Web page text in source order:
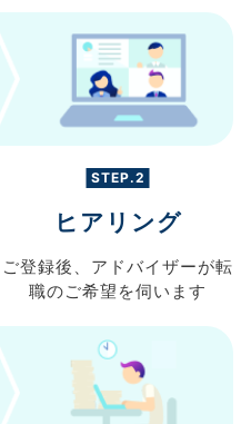
STEP.2
ヒアリング
ご登録後、 アドバイザーが転
職のご希望を伺います